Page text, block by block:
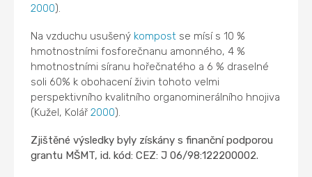
2000).
Na vzduchu usušený kompost se mísí s 10 %
hmotnostními fosforečnanu amonného, 4 %
hmotnostními síranu hořečnatého a 6 % draselné
soli 60% k obohacení živin tohoto velmi
perspektivního kvalitního organominerálního hnojiva
(Kužel, Kolář2000).
Zjištěné výsledky byly získány s finanční podporou
grantu MŠMT, id. kód: CEZ: J 06/98:122200002.